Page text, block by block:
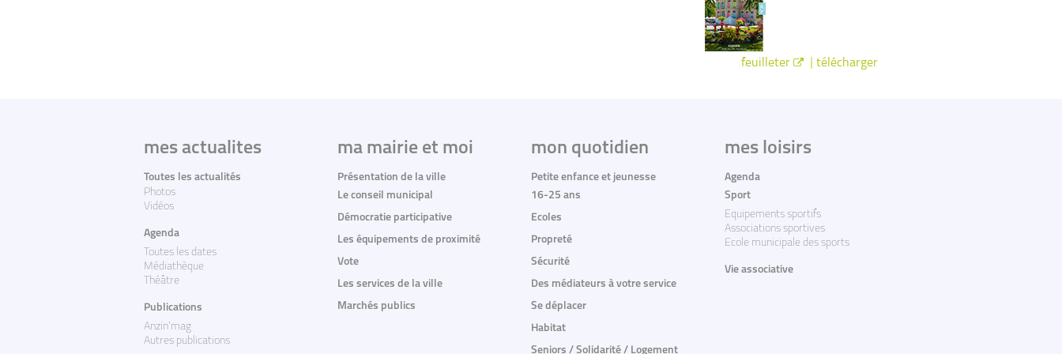
feuilleter |télécharger
mes actualites
Toutes les actualités
Photos
Vidéos
Agenda
Toutes les dates
Médiathèque
Théâtre
Publications
Anzin'mag
Autres publications
ma mairie et moi
Présentation de la ville
Le conseil municipal
Démocratie participative
Les équipements de proximité
Vote
Les services de la ville
Marchés publics
mon quotidien
Petite enfance et jeunesse
16-25 ans
Ecoles
Propreté
Sécurité
Des médiateurs à votre service
Se déplacer
Habitat
Seniors / Solidarité / Logement
mes loisirs
Agenda
Sport
Equipements sportifs
Associations sportives
Ecole municipale des sports
Vie associative